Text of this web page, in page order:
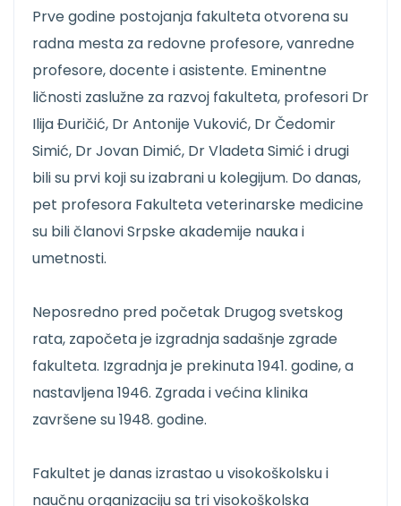
Prve godine postojanja fakulteta otvorena su
radna mesta za redovne profesore, vanredne
profesore, docente i asistente. Eminentne
ličnosti zaslužne za razvoj fakulteta, profesori Dr
Ilija Đuričić, Dr Antonije Vuković, Dr Čedomir
Simić, Dr Jovan Dimić, Dr Vladeta Simić i drugi
bili su prvi koji su izabrani u kolegijum. Do danas,
pet profesora Fakulteta veterinarske medicine
su bili članovi Srpske akademije nauka i
umetnosti.
Neposredno pred početak Drugog svetskog
rata, započeta je izgradnja sadašnje zgrade
fakulteta. Izgradnja je prekinuta 1941. godine, a
nastavljena 1946. Zgrada i većina klinika
završene su 1948. godine.
Fakultet je danas izrastao u visokoškolsku i
naučnu organizaciju sa tri visokoškolska